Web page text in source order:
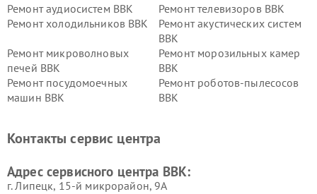
Ремонт аудиосистем BBK
Ремонт телевизоров BBK
Ремонт холодильников BBK
Ремонт акустических систем
BBK
Ремонт микроволновых
печей BBK
Ремонт морозильных камер
BBK
Ремонт посудомоечных
машин BBK
Ремонт роботов-пылесосов
BBK
Ремонт винных шкафов BBK
Контакты сервис центра
Адрес сервисного центра BBK:
г. Липецк, 15-й микрорайон, 9А